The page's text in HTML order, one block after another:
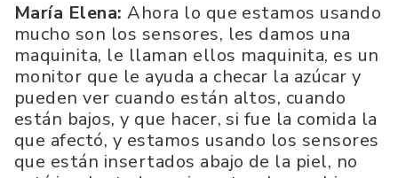
María Elena:Ahora lo que estamos usando
mucho son los sensores, les damos una
maquinita, le llaman ellos maquinita, es un
monitor que le ayuda a checar la azúcar y
pueden ver cuando están altos, cuando
están bajos, y que hacer, si fue la comida la
que afectó, y estamos usando los sensores
que están insertados abajo de la piel, no